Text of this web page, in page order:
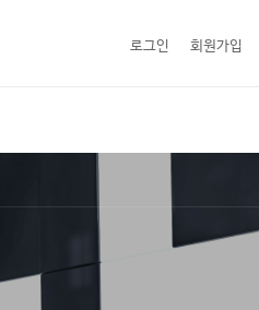
로그인 회원가입